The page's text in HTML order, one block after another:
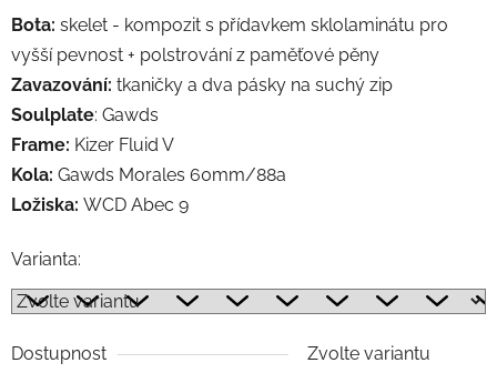
Bota: skelet - kompozit s přídavkem sklolaminátu pro
vyšší pevnost + polstrování z paměťové pěny
Zavazování: tkaničky a dva pásky na suchý zip
Soulplate: Gawds
Frame: Kizer Fluid V
Kola: Gawds Morales 60mm/88a
Ložiska: WCD Abec 9
Varianta:
Dostupnost Zvolte variantu